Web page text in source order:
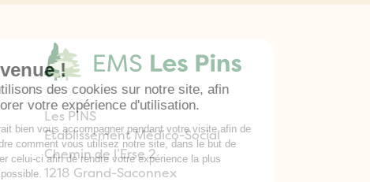
Les PINS
Etablissement Médico-Social
Chemin de l’Erse 2
1218 Grand-Saconnex